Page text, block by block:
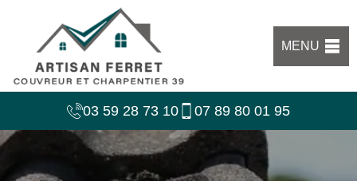
MENU
03 59 28 73 10 07 89 80 01 95